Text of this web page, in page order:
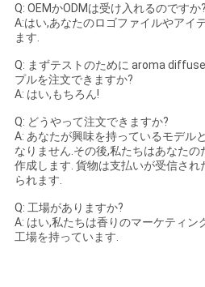
Q: OEMかODMは受け入れるのですか?
A:はい,あなたのロゴファイルやアイ
ます.
Q: まずテストのために aroma
プルを注文できますか?
A: はい,もちろん!
Q: どうやって注文できますか?
A: あなたが興味を持っているモデル
なりません.その後,私たちはあなた
作成します. 貨物は支払いが受信さ
られます.
Q: 工場がありますか?
A: はい,私たちは香りのマーケティン
工場を持っています.